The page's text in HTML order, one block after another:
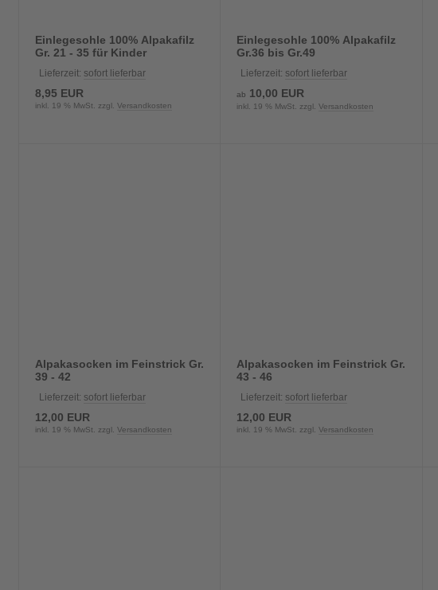
Einlegesohle 100% Alpakafilz
Gr. 21 - 35 für Kinder
Lieferzeit: sofort lieferbar
8,95 EUR
inkl. 19 % MwSt. zzgl. Versandkosten
Einlegesohle 100% Alpakafilz
Gr.36 bis Gr.49
Lieferzeit: sofort lieferbar
ab 10,00 EUR
inkl. 19 % MwSt. zzgl.Versandkosten
Alpakasocken im Feinstrick Gr.
39 - 42
Lieferzeit: sofort lieferbar
12,00 EUR
inkl. 19 % MwSt. zzgl. Versandkosten
Alpakasocken im Feinstrick Gr.
43 - 46
Lieferzeit: sofort lieferbar
12,00 EUR
inkl. 19 % MwSt. zzgl.Versandkosten